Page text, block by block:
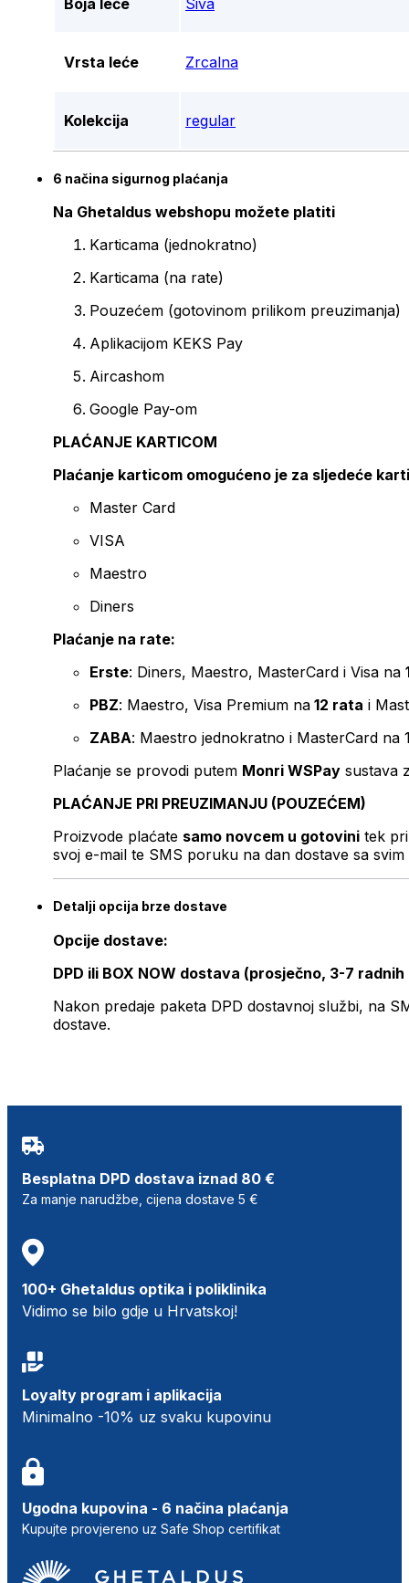
Boja leće Siva
Vrsta leće Zrcalna
Kolekcija regular
6 načina sigurnog plaćanja
Na Ghetaldus webshopu možete platiti
Karticama (jednokratno)
Karticama (na rate)
Pouzećem (gotovinom prilikom preuzimanja)
Aplikacijom KEKS Pay
Aircashom
Google Pay-om
PLAĆANJE KARTICOM
Plaćanje karticom omogućeno je za sljedeće
Master Card
VISA
Maestro
Diners
Plaćanje na rate:
Erste: Diners, Maestro, MasterCard i Visa na
PBZ: Maestro, Visa Premium na 12 rata i
ZABA: Maestro jednokratno i MasterCard na
Plaćanje se provodi putem Monri WSPay sustava
PLAĆANJE PRI PREUZIMANJU (POUZEĆEM)
Proizvode plaćate samo novcem u gotovini tek
svoj e-mail te SMS poruku na dan dostave sa svim
Detalji opcija brze dostave
Opcije dostave:
DPD ili BOX NOW dostava (prosječno, 3-7 radnih
Nakon predaje paketa DPD dostavnoj službi, na
dostave.
Besplatna DPD dostava iznad 80 €
Za manje narudžbe, cijena dostave 5 €
100+ Ghetaldus optika i poliklinika
Vidimo se bilo gdje u Hrvatskoj!
Loyalty program i aplikacija
Minimalno -10% uz svaku kupovinu
Ugodna kupovina - 6 načina plaćanja
Kupujte provjereno uz Safe Shop certifikat